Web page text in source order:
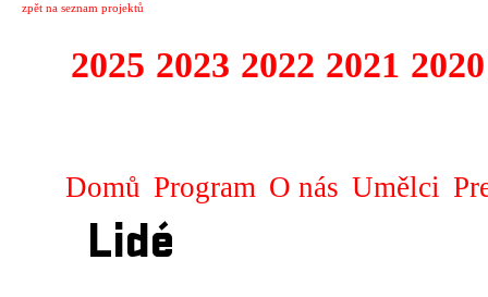
zpět na seznam projektů
2025 2023 2022 2021 2020
Domů Program O nás Umělci
Lidé